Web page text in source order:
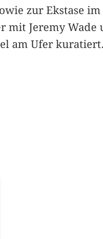
zur Ekstase im
mit Jeremy Wade
am Ufer kuratiert.